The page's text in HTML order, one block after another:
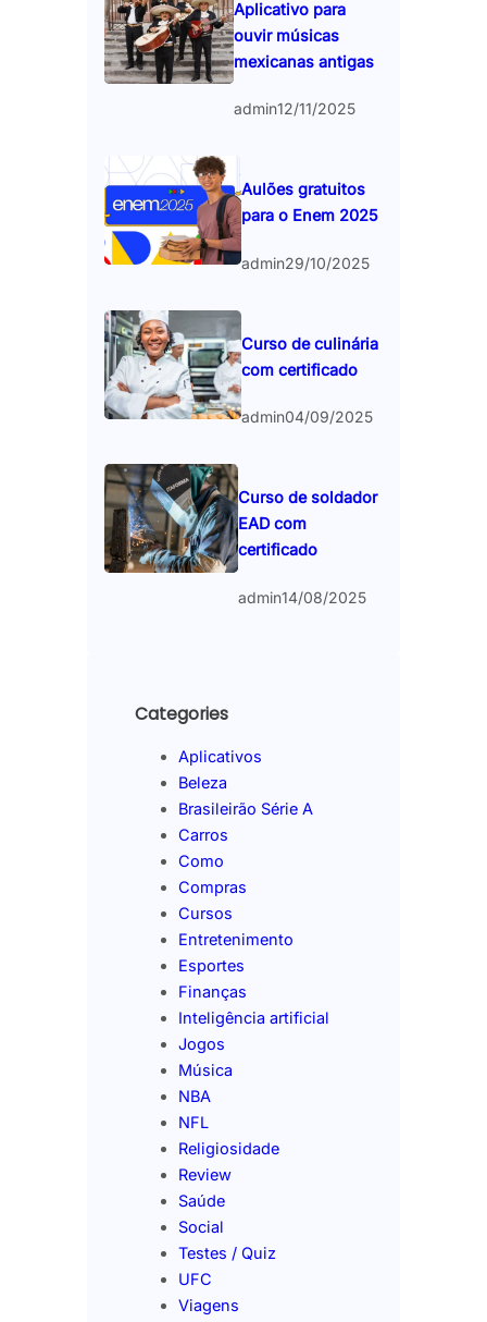
Aplicativo para
ouvir músicas
mexicanas antigas
admin12/11/2025
Aulões gratuitos
para o Enem 2025
admin29/10/2025
Curso de culinária
com certificado
admin04/09/2025
Curso de soldador
EAD com
certificado
admin14/08/2025
Categories
Aplicativos
Beleza
Brasileirão Série A
Carros
Como
Compras
Cursos
Entretenimento
Esportes
Finanças
Inteligência artificial
Jogos
Música
NBA
NFL
Religiosidade
Review
Saúde
Social
Testes / Quiz
UFC
Viagens